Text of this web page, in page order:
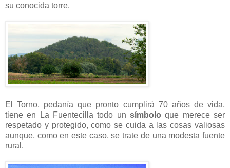
su conocida torre.
El Torno, pedanía que pronto cumplirá 70 años de vida,
tiene en La Fuentecilla todo un símbolo que merece ser
respetado y protegido, como se cuida a las cosas valiosas
aunque, como en este caso, se trate de una modesta fuente
rural.